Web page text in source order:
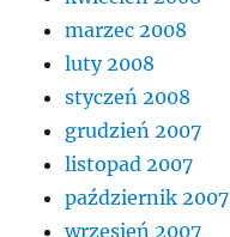
marzec 2008
luty 2008
styczeń 2008
grudzień 2007
listopad 2007
październik 2007
wrzesień 2007